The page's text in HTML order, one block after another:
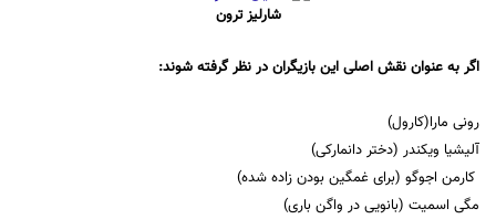
شارلیز ترون
اگر به عنوان نقش اصلی این بازیگران در نظر گرفته شوند:
رونی مارا(کارول)
آلیشیا ویکندر (دختر دانمارکی)
کارمن اجوگو (برای غمگین بودن زاده شده)
مگی اسمیت (بانویی در واگن باری)